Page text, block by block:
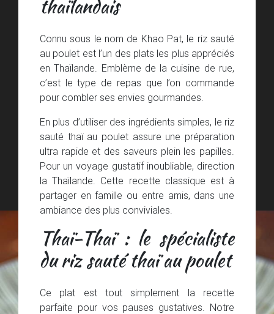
thaïlandais
Connu sous le nom de Khao Pat, le riz sauté
au poulet est l’un des plats les plus appréciés
en Thaïlande. Emblème de la cuisine de rue,
c’est le type de repas que l’on commande
pour combler ses envies gourmandes.
En plus d’utiliser des ingrédients simples, le riz
sauté thaï au poulet assure une préparation
ultra rapide et des saveurs plein les papilles.
Pour un voyage gustatif inoubliable, direction
la Thaïlande. Cette recette classique est à
partager en famille ou entre amis, dans une
ambiance des plus conviviales.
Thaï-Thaï : le spécialiste
du riz sauté thaï au poulet
Ce plat est tout simplement la recette
parfaite pour vos pauses gustatives. Notre